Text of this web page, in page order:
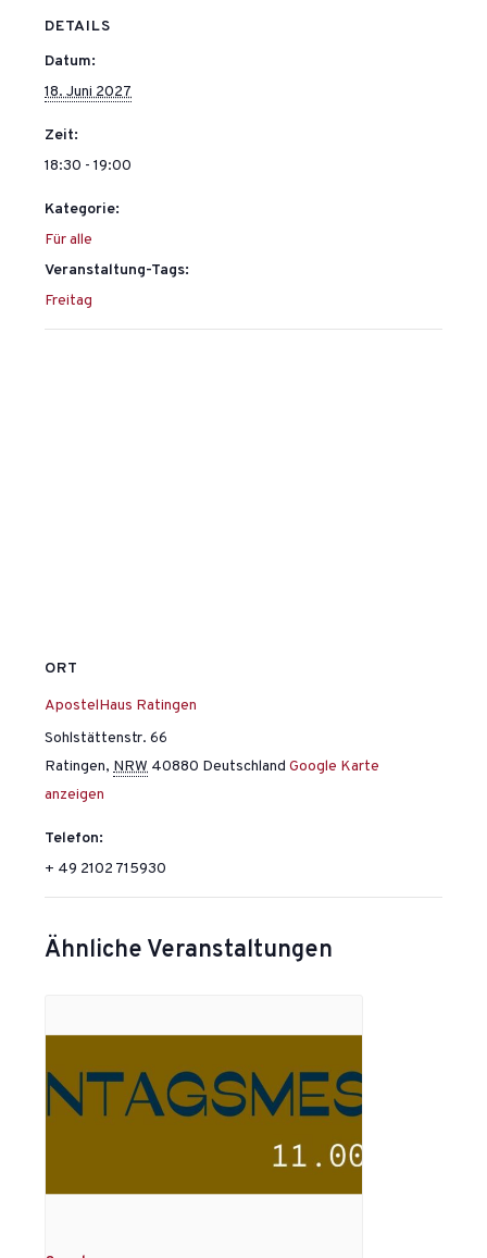
DETAILS
Datum:
18. Juni 2027
Zeit:
18:30 - 19:00
Kategorie:
Für alle
Veranstaltung-Tags:
Freitag
ORT
ApostelHaus Ratingen
Sohlstättenstr. 66
Ratingen, NRW 40880 Deutschland Google Karte
anzeigen
Telefon:
+ 49 2102 715930
Ähnliche Veranstaltungen